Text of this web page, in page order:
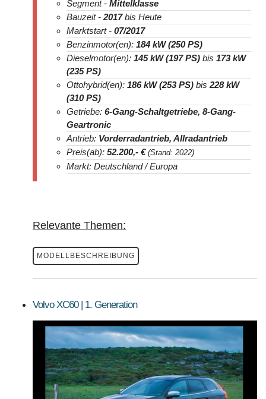
Segment - Mittelklasse
Bauzeit - 2017bis Heute
Marktstart - 07/2017
Benzinmotor(en): 184 kW (250 PS)
Dieselmotor(en): 145 kW (197 PS) bis 173 kW
(235 PS)
Ottohybrid(en): 186 kW (253 PS) bis 228 kW
(310 PS)
Getriebe: 6-Gang-Schaltgetriebe, 8-Gang-
Geartronic
Antrieb: Vorderradantrieb, Allradantrieb
Preis(ab): 52.200,- € (Stand: 2022)
Markt: Deutschland / Europa
Relevante Themen:
MODELLBESCHREIBUNG
Volvo XC60 | 1. Generation